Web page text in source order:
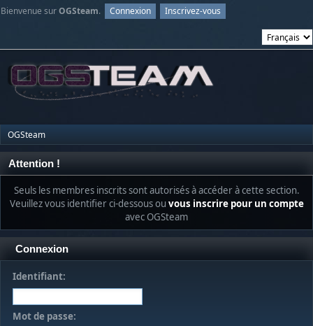
Bienvenue surOGSteam. Connexion Inscrivez-vous
OGSteam
Attention !
Seuls les membres inscrits sont autorisés à accéder à cette section.
Veuillez vous identifier ci-dessous ou vous inscrire pour un compte
avec OGSteam
Connexion
Identifiant:
Mot de passe: